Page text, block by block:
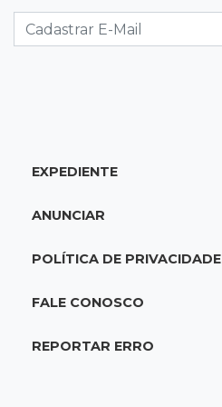
trânsito vai ter que pagar
16:07Crime em maio
no Taveirópolis
Justiça suspende
EXPEDIENTE
ANUNCIAR
POLÍTICA DE PRIVACIDADE
FALE CONOSCO
REPORTAR ERRO